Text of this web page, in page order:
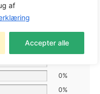
af
Accepter alle
0%
0%
0%
0%